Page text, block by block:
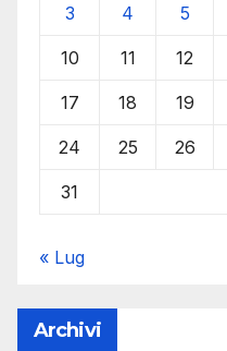
3 4 5
10 11 12
17 18 19
24 25 26
31
« Lug
Archivi